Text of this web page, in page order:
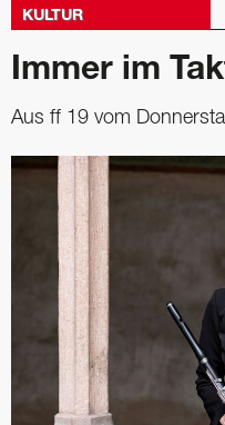
KULTUR
Immer im
Aus ff 19 vom